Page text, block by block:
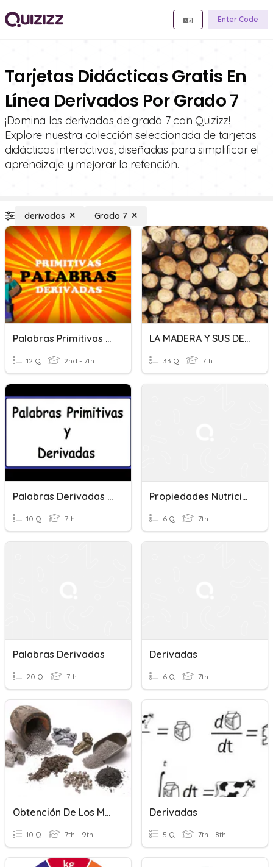
Enter Code
Tarjetas Didácticas Gratis En
Línea Derivados Por Grado 7
¡Domina los derivados de grado 7 con Quizizz!
Explore nuestra colección seleccionada de tarjetas
didácticas interactivas, diseñadas para simplificar el
aprendizaje y mejorar la retención.
derivados Grado 7
Palabras Primitivas Y Derivadas
12 Q 2nd - 7th
LA MADERA Y SUS DERIVADOS
33 Q 7th
Palabras Derivadas Y Primitivas
10 Q 7th
Propiedades Nutricionales De La Leche Y Derivados
6 Q 7th
Palabras Derivadas
20 Q 7th
Derivadas
6 Q 7th
Obtención De Los Materiales
10 Q 7th - 9th
Derivadas
5 Q 7th - 8th